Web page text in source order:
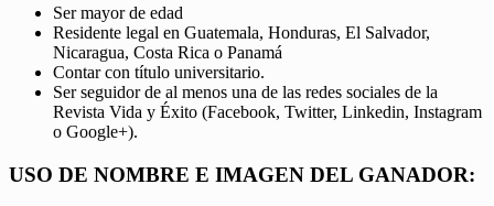
Ser mayor de edad
Residente legal en Guatemala, Honduras, El Salvador,
Nicaragua, Costa Rica o Panamá
Contar con título universitario.
Ser seguidor de al menos una de las redes sociales de la
Revista Vida y Éxito (Facebook, Twitter, Linkedin, Instagram
o Google+).
USO DE NOMBRE E IMAGEN DEL GANADOR: